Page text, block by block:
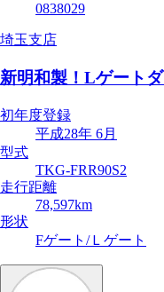
0838029
埼玉支店
新明和製！Lゲート
初年度登録
平成28年 6月
型式
TKG-FRR90S2
走行距離
78,597km
形状
Fゲート/Ｌゲート